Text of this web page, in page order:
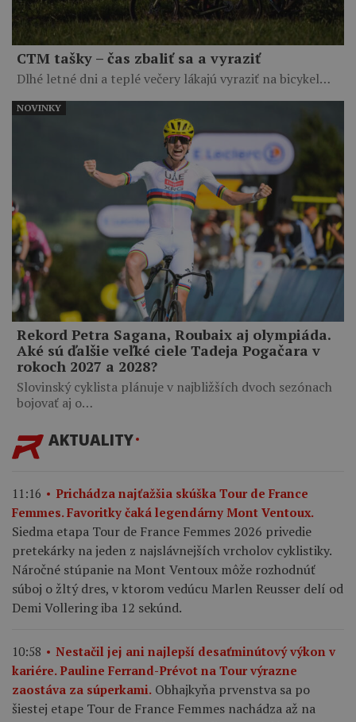
CTM tašky – čas zbaliť sa a vyraziť
Dlhé letné dni a teplé večery lákajú vyraziť na bicykel…
Rekord Petra Sagana, Roubaix aj olympiáda.
Aké sú ďalšie veľké ciele Tadeja Pogačara v
rokoch 2027 a 2028?
Slovinský cyklista plánuje v najbližších dvoch sezónach
bojovať aj o…
NOVINKY
AKTUALITY
11:16
Prichádza najťažšia skúška Tour de France
Femmes. Favoritky čaká legendárny Mont Ventoux.
Siedma etapa Tour de France Femmes 2026 privedie
pretekárky na jeden z najslávnejších vrcholov cyklistiky.
Náročné stúpanie na Mont Ventoux môže rozhodnúť
súboj o žltý dres, v ktorom vedúcu Marlen Reusser delí od
Demi Vollering iba 12 sekúnd.
10:58
Nestačil jej ani najlepší desaťminútový výkon v
kariére. Pauline Ferrand-Prévot na Tour výrazne
zaostáva za súperkami. Obhajkyňa prvenstva sa po
šiestej etape Tour de France Femmes nachádza až na